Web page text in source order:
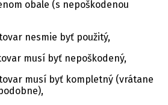
obale (s nepoškodenou
byť použitý,
nepoškodený,
kompletný (vrátane